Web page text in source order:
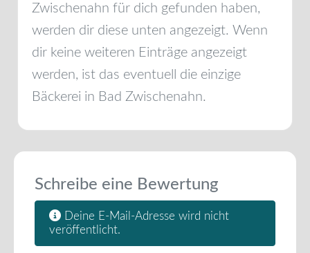
Zwischenahn für dich gefunden haben,
werden dir diese unten angezeigt. Wenn
dir keine weiteren Einträge angezeigt
werden, ist das eventuell die einzige
Bäckerei in Bad Zwischenahn.
Schreibe eine Bewertung
Deine E-Mail-Adresse wird nicht
veröffentlicht.